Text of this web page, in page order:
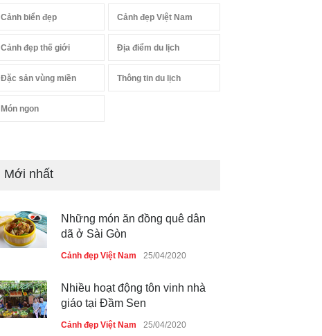
Cảnh biển đẹp Cảnh đẹp Việt Nam
Cảnh đẹp thế giới Địa điểm du lịch
Đặc sản vùng miền Thông tin du lịch
Món ngon
Mới nhất
Những món ăn đồng quê dân
dã ở Sài Gòn
Cảnh đẹp Việt Nam 25/04/2020
Nhiều hoạt động tôn vinh nhà
giáo tại Đầm Sen
Cảnh đẹp Việt Nam 25/04/2020